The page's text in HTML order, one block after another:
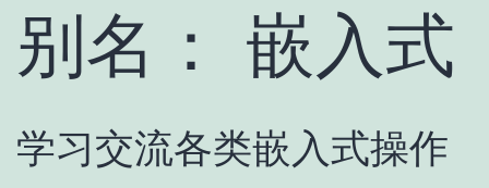
别名： 嵌入式
学习交流各类嵌入式操作